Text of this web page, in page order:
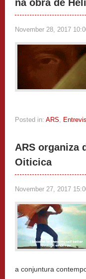
na obra de
November 28, 2017
Posted in: ARS,
ARS organiza
Oiticica
November 27, 2017
a conjuntura